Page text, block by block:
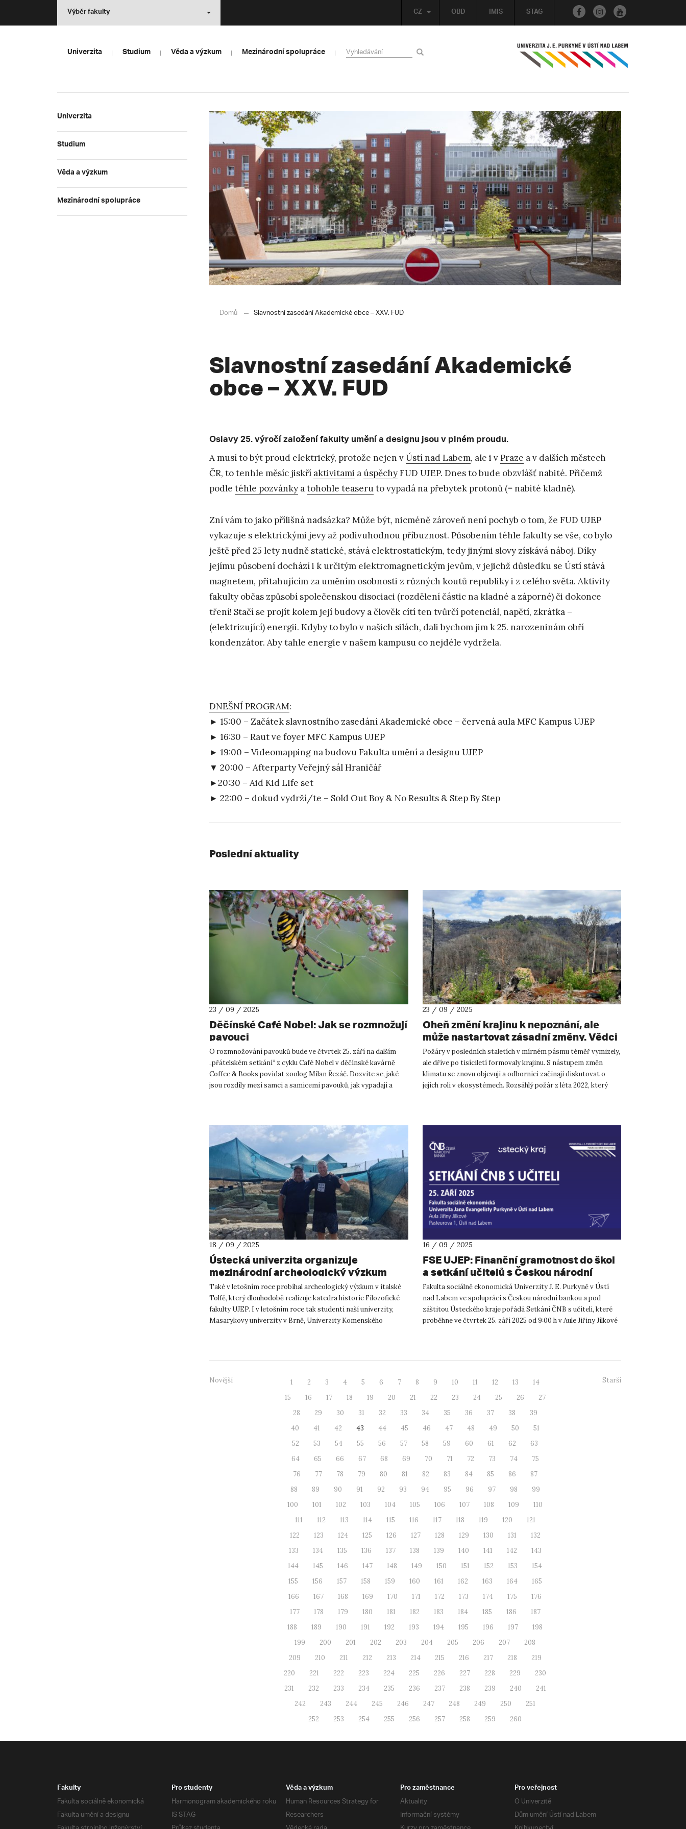
OBD IMIS STAG
CZ
Výběr fakulty
Univerzita Studium Věda a výzkum Mezinárodní spolupráce
Univerzita
Studium
Věda a výzkum
Mezinárodní spolupráce
Domů Slavnostní zasedání Akademické obce – XXV. FUD
Slavnostní zasedání Akademické
obce – XXV. FUD
Oslavy 25. výročí založení fakulty umění a designu jsou v plném proudu.
A musí to být proud elektrický, protože nejen vÚstí nad Labem, ale i vPraze a v dalších městech
ČR, to tenhle měsíc jiskří aktivitami a úspěchyFUD UJEP. Dnes to bude obzvlášť nabité. Přičemž
podle téhle pozvánky atohohle teaseruto vypadá na přebytek protonů (= nabité kladně).
Zní vám to jako přílišná nadsázka? Může být, nicméně zároveň není pochyb o tom, že FUD UJEP
vykazuje s elektrickými jevy až podivuhodnou příbuznost. Působením téhle fakulty se vše, co bylo
ještě před 25 lety nudně statické, stává elektrostatickým, tedy jinými slovy získává náboj. Díky
jejímu působení dochází i k určitým elektromagnetickým jevům, v jejichž důsledku se Ústí stává
magnetem, přitahujícím za uměním osobnosti z různých koutů republiky i z celého světa. Aktivity
fakulty občas způsobí společenskou disociaci (rozdělení částic na kladné a záporné) či dokonce
tření! Stačí se projít kolem její budovy a člověk cítí ten tvůrčí potenciál, napětí, zkrátka –
(elektrizující) energii. Kdyby to bylo v našich silách, dali bychom jim k 25. narozeninám obří
kondenzátor. Aby tahle energie v našem kampusu co nejdéle vydržela.
DNEŠNÍ PROGRAM:
► 15:00 – Začátek slavnostního zasedání Akademické obce – červená aula MFC Kampus UJEP
► 16:30 – Raut ve foyer MFC Kampus UJEP
► 19:00 – Videomapping na budovu Fakulta umění a designu UJEP
▼ 20:00 – Afterparty Veřejný sál Hraničář
►20:30 – Aid Kid LIfe set
► 22:00 – dokud vydrží/te – Sold Out Boy & No Results & Step By Step
Poslední aktuality
23 / 09 / 2025
Děčínské Café Nobel: Jak se rozmnožují
pavouci
O rozmnožování pavouků bude ve čtvrtek 25. září na dalším
„přátelském setkání“ z cyklu Café Nobel v děčínské kavárně
Coffee & Books povídat zoolog Milan Řezáč. Dozvíte se, jaké
jsou rozdíly mezi samci a samicemi pavouků, jak vypadají a
23 / 09 / 2025
Oheň změní krajinu k nepoznání, ale
může nastartovat zásadní změny. Vědci
budou v Českém Švýcarsku řešit roli
požárů v přírodě
Požáry v posledních staletích v mírném pásmu téměř vymizely,
ale dříve po tisíciletí formovaly krajinu. S nástupem změn
klimatu se znovu objevují a odborníci začínají diskutovat o
jejich roli v ekosystémech. Rozsáhlý požár z léta 2022, který
18 / 09 / 2025
Ústecká univerzita organizuje
mezinárodní archeologický výzkum
italské lokality Bufalareccia/Tolfa
Také v letošním roce probíhal archeologický výzkum v italské
Tolfě, který dlouhodobě realizuje katedra historie Filozofické
fakulty UJEP. I v letošním roce tak studenti naší univerzity,
Masarykovy univerzity v Brně, Univerzity Komenského
16 / 09 / 2025
FSE UJEP: Finanční gramotnost do škol
a setkání učitelů s Českou národní
bankou
Fakulta sociálně ekonomická Univerzity J. E. Purkyně v Ústí
nad Labem ve spolupráci s Českou národní bankou a pod
záštitou Ústeckého kraje pořádá Setkání ČNB s učiteli, které
proběhne ve čtvrtek 25. září 2025 od 9:00 h v Aule Jiřiny Jílkové
Novější 1 2 3 4 5 6 7 8 9 10 11 12 13
14
15
16 17 18 19 20 21 22 23 24 25 26
27
28
29 30 31 32 33 34 35 36 37 38
39
40
41 42 43 44 45 46 47 48 49 50
51
52
53 54 55 56 57 58 59 60 61 62
63
64
65 66 67 68 69 70 71 72 73 74
75
76
77 78 79 80 81 82 83 84 85 86
87
88
89 90 91 92 93 94 95 96 97 98
99
100
101 102 103 104 105 106 107 108 109
110
111
112 113 114 115 116 117 118 119 120
121
122
123 124 125 126 127 128 129 130 131
132
133
134 135 136 137 138 139 140 141 142
143
144
145 146 147 148 149 150 151 152 153
154
155
156 157 158 159 160 161 162 163 164
165
166
167 168 169 170 171 172 173 174 175
176
177
178 179 180 181 182 183 184 185 186
187
188
189 190 191 192 193 194 195 196 197
198
199
200 201 202 203 204 205 206 207
208
209
210 211 212 213 214 215 216 217 218
219
220
221 222 223 224 225 226 227 228 229
230
231
232 233 234 235 236 237 238 239 240
241
242
243 244 245 246 247 248 249 250
251
252
253 254 255 256 257 258 259 260
Starší
Fakulty
Fakulta sociálně ekonomická
Fakulta umění a designu
Pro studenty
Harmonogram akademického roku
IS STAG
Věda a výzkum
Human Resources Strategy for
Researchers
Pro zaměstnance
Aktuality
Informační systémy
Pro veřejnost
O Univerzitě
Dům umění Ústí nad Labem